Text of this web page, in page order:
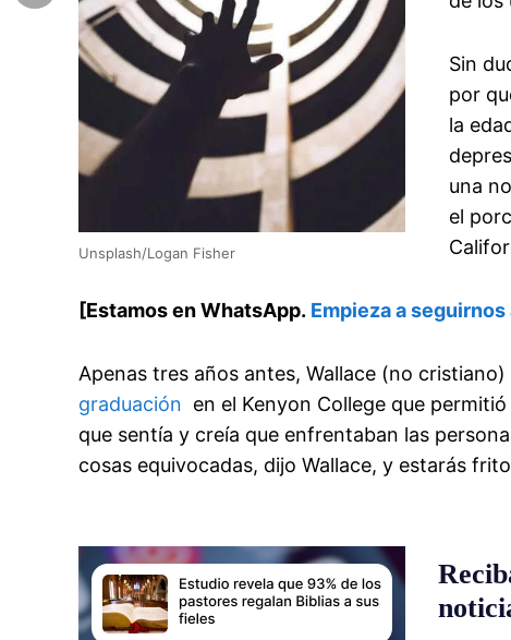
Unsplash/Logan Fisher
Sin
por
la
una
el
[Estamos en WhatsApp. Empieza a seguirnos
Apenas tres años antes, Wallace (no
graduación en el Kenyon College que
que sentía y creía que enfrentaban las
cosas equivocadas, dijo Wallace, y estarás